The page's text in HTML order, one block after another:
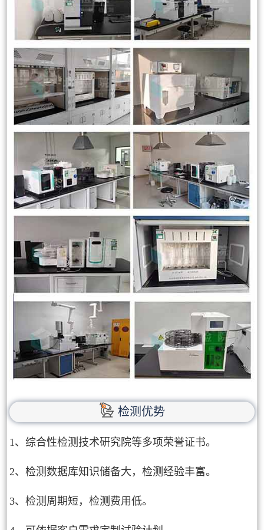
检测优势
1、综合性检测技术研究院等多项荣誉证书。
2、检测数据库知识储备大，检测经验丰富。
3、检测周期短，检测费用低。